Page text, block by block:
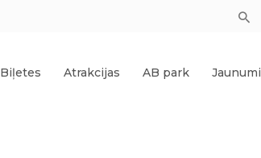
Biļetes Atrakcijas AB park Jaunumi